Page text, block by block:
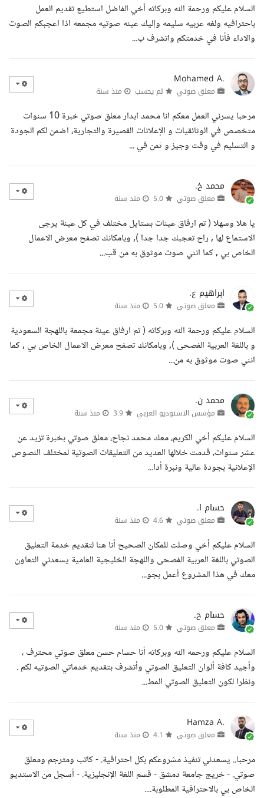
السلام عليكم ورحمة الله وبركاته أخي الفاضل استطيع تقديم العمل
باحترافيه ولغه عربيه سليمه وإليك عينه صوتيه مجمعه اذا اعجبكم الصوت
والاداء فأنا في خدمتكم واتشرف ب...
Mohamed A.
معلق صوتي لم يحسب منذ سنة
مرحبا يسرني العمل معكم انا محمد ابدار معلق صوتي خبرة 10 سنوات
متخصص في الوثائقيات و الإعلانات القصيرة والتجارية، اضمن لكم الجودة
و التسليم في وقت وجيز و ثمن في ...
محمد خ.
معلق صوتي منذ سنة
يا هلا وسهلا ( تم ارفاق عينات بستايل مختلف في كل عينة يرجى
الاستماع لها , راح تعجبك جدا جدا ), وبامكانك تصفح معرض الاعمال
الخاص بي , كما انني صوت موثوق به من قب...
ابراهيم ع.
معلق صوتي منذ سنة
السلام عليكم ورحمة الله وبركاته ( تم ارفاق عينة مجمعة باللهجة السعودية
و باللغة العربية الفصحى ), وبامكانك تصفح معرض الاعمال الخاص بي , كما
انني صوت موثوق به من...
محمد ن.
مؤسس الاستوديو العربي منذ سنة
السلام عليكم أخي الكريم، معك محمد نجاح، معلق صوتي بخبرة تزيد عن
عشر سنوات، قدمت خلالها العديد من التعليقات الصوتية لمختلف النصوص
الإعلانية بجودة عالية ونبرة أدا...
حسام ا.
معلق صوتي منذ سنة
السلام عليكم أخي وصلت للمكان الصحيح أنا هنا لتقديم خدمة التعليق
الصوتي باللغة العربية الفصحى واللهجة الخليجية العامية يسعدني التعاون
معك في هذا المشروع أعمل بجو...
حسام ح.
معلق صوتي منذ سنة
السلام عليكم ورحمه الله وبركاته أنا حسام حسن معلق صوتي محترف ،
وأجيد كافة ألوان التعليق الصوتي وأتشرف بتقديم خدماتي الصوتيه لكم .
ونظرا لكون التعليق الصوتي المط...
Hamza A.
معلق صوتي منذ سنة
مرحبا.. يسعدني تنفيذ مشروعكم بكل احترافية. - كاتب ومترجم ومعلق
صوتي. - خريج جامعة دمشق - قسم اللغة الإنجليزية. - أسجل من الاستديو
الخاص بي بالاحترافية المطلوبة....